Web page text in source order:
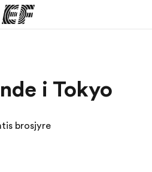
i Tokyo
brosjyre